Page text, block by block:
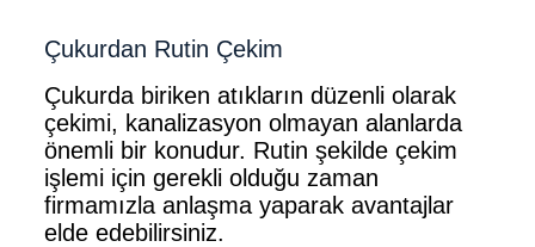
Çukurdan Rutin Çekim
Çukurda biriken atıkların düzenli olarak
çekimi, kanalizasyon olmayan alanlarda
önemli bir konudur. Rutin şekilde çekim
işlemi için gerekli olduğu zaman
firmamızla anlaşma yaparak avantajlar
elde edebilirsiniz.